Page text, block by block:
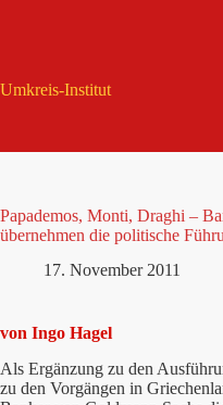
Umkreis-Institut
Papademos, Monti, Draghi –
übernehmen die politische
17. November 2011
von Ingo Hagel
Als Ergänzung zu den
zu den Vorgängen in